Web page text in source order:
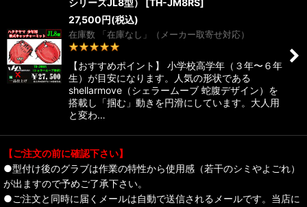
シリーズJL8型）
[TH-JM8RS]
27,500円(税込)
在庫数 「在庫なし」（メーカー取寄せ対応）
【おすすめポイント】 小学校高学年（３年〜６年
生）が目安になります。人気の形状である
shellarmove（シェラームーブ 蛇腹デザイン）を
搭載し「掴む」動きを円滑にしています。大人用
と変わ…
【ご注文の前に確認下さい】
●型付け後のグラブは作業の特性から使用感（若干のシミやよごれ）
が出ますので予めご了承下さい。
●ご注文と同時に届くメールは自動で送信されるメールです。当店に